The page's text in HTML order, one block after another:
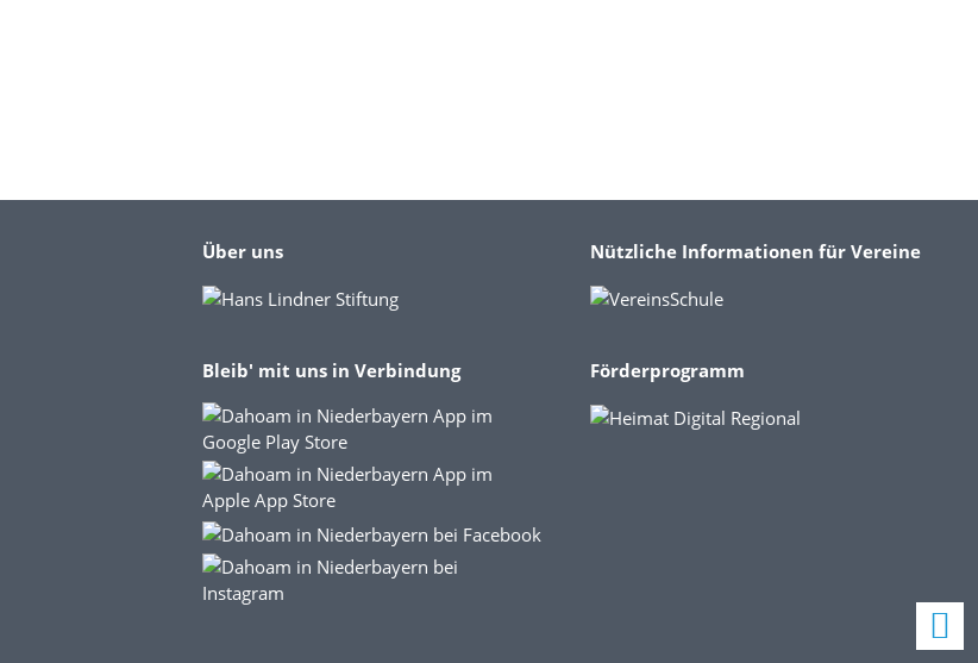
Über uns
Bleib' mit uns in Verbindung
Nützliche Informationen für Vereine
Förderprogramm